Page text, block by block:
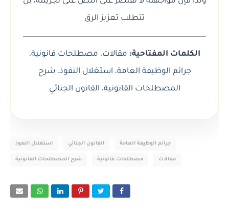
تتطلب تعزيز الرق
الكلمات المفتاحية: مقالات، مصطلحات قانونية،
جرائم الوظيفة العامة، استغلال النفوذ، شرح
المصطلحات القانونية، القانون الجنائي
استغلال النفوذ القانون الجنائي جرائم الوظيفة العامة
شرح المصطلحات القانونية مصطلحات قانونية مقالات